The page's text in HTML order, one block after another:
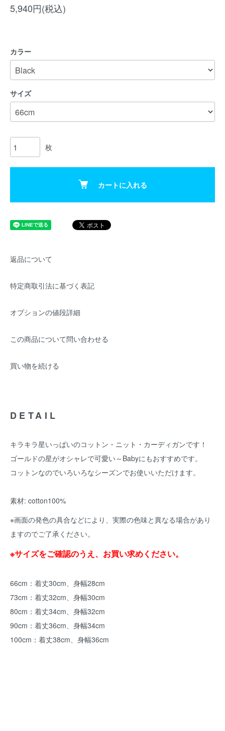
5,940円(税込)
カラー
サイズ
枚
カートに入れる
返品について
特定商取引法に基づく表記
オプションの値段詳細
この商品について問い合わせる
買い物を続ける
DETAIL
キラキラ星いっぱいのコットン・ニット・カーディガンです！
ゴールドの星がオシャレで可愛い～Babyにもおすすめです。
コットンなのでいろいろなシーズンでお使いいただけます。
素材: cotton100%
※画面の発色の具合などにより、実際の色味と異なる場合があり
ますのでご了承ください。
※サイズをご確認のうえ、お買い求めください。
66cm：着丈30cm、身幅28cm
73cm：着丈32cm、身幅30cm
80cm：着丈34cm、身幅32cm
90cm：着丈36cm、身幅34cm
100cm：着丈38cm、身幅36cm